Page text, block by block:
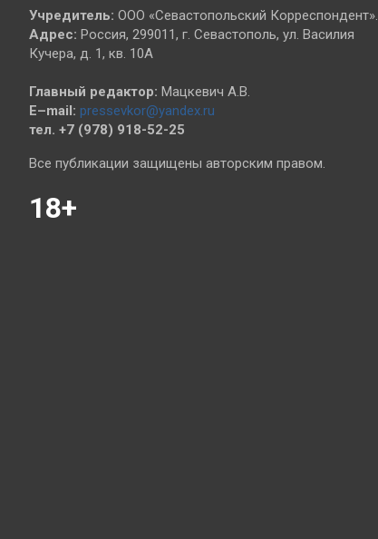
Учредитель: ООО «Севастопольский Корреспондент».
Адрес: Россия, 299011, г. Севастополь, ул. Василия
Кучера, д. 1, кв. 10А
Главный редактор: Мацкевич А.В.
E–mail: pressevkor@yandex.ru
тел. +7 (978) 918-52-25
Все публикации защищены авторским правом.
18+